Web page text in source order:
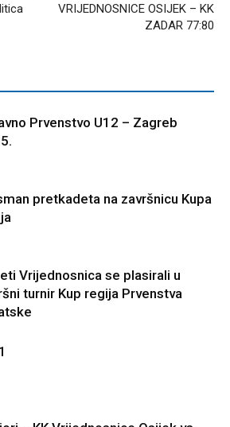
VRIJEDNOSNICE OSIJEK – KK
ZADAR 77:80
Prvenstvo U12 – Zagreb
pretkadeta na završnicu Kupa
Vrijednosnica se plasirali u
turnir Kup regija Prvenstva